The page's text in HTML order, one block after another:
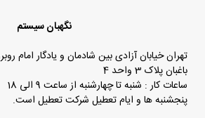
نگهبان سیستم
تهران خیابان آزادی بین شادمان و یادگار امام
باغبان پلاک 3 واحد 4
ساعات کار : شنبه تا چهارشنبه از ساعت 9 الی 18
پنجشنبه ها و ایام تعطیل شرکت تعطیل است.